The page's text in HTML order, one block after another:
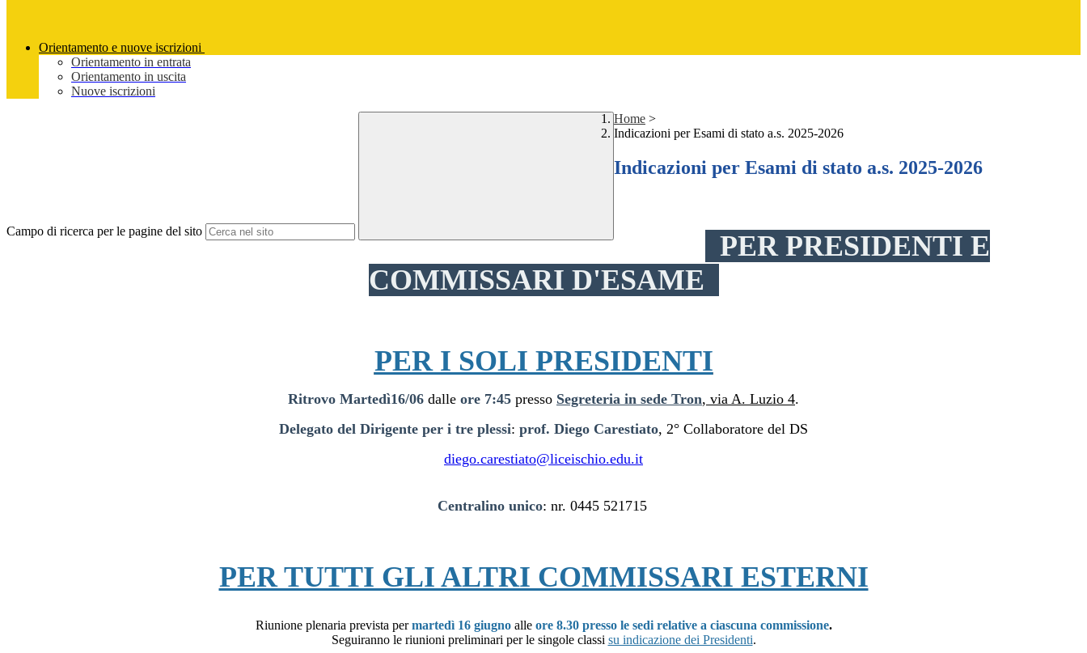
Orientamento e nuove iscrizioni
Orientamento in entrata
Orientamento in uscita
Nuove iscrizioni
Campo di ricerca per le pagine del sito
Home >
Indicazioni per Esami di stato a.s. 2025-2026
Indicazioni per Esami di stato a.s. 2025-2026
PER PRESIDENTI E
COMMISSARI D'ESAME
PER I SOLI PRESIDENTI
Ritrovo Martedì16/06 dalle ore 7:45 presso Segreteria in sede Tron, via A. Luzio 4.
Delegato del Dirigente per i tre plessi: prof. Diego Carestiato, 2° Collaboratore del DS
diego.carestiato@liceischio.edu.it
Centralino unico: nr. 0445 521715
PER TUTTI GLI ALTRI COMMISSARI ESTERNI
Riunione plenaria prevista per martedì 16 giugnoalle ore 8.30 presso le sedi relative a ciascuna commissione.
Seguiranno le riunioni preliminari per le singole classi su indicazione dei Presidenti.